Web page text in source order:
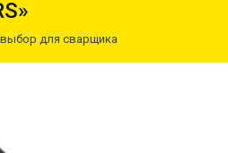
выбор для сварщика